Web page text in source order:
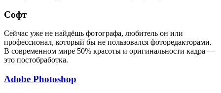
Софт
Сейчас уже не найдёшь фотографа, любитель он или
профессионал, который бы не пользовался фоторедакторами.
В современном мире 50% красоты и оригинальности кадра —
это постобработка.
Adobe Photoshop